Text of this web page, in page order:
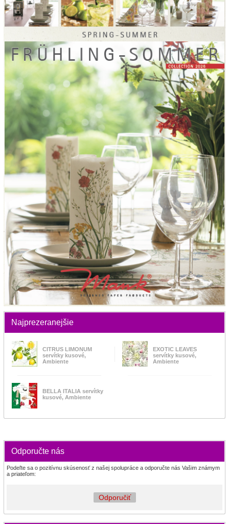
Najprezeranejšie
CITRUS LIMONUM
servítky kusové,
Ambiente
EXOTIC LEAVES
servítky kusové,
Ambiente
BELLA ITALIA servítky
kusové, Ambiente
Odporučte nás
Podeľte sa o pozitívnu skúsenosť z našej spolupráce a odporučte nás Vašim známym
a priateľom:
Odporučiť